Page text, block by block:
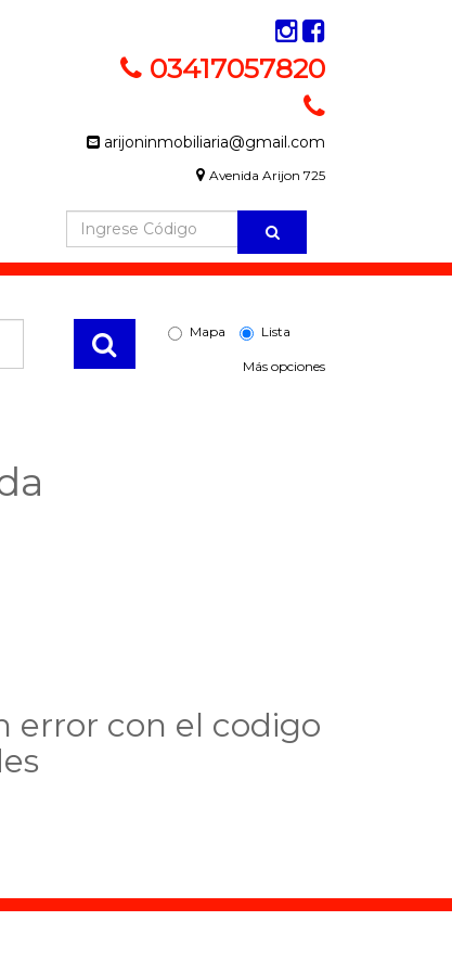
03417057820
arijoninmobiliaria@gmail.com
Avenida Arijon 725
Mapa Lista
Más opciones
error con el codigo